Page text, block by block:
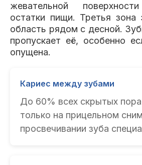
жевательной
остатки пищи. Третья зона
область рядом с десной.
пропускает её, особенно
опущена.
Кариес между зубами
До 60% всех скрытых
только на прицельном
просвечивании зуба